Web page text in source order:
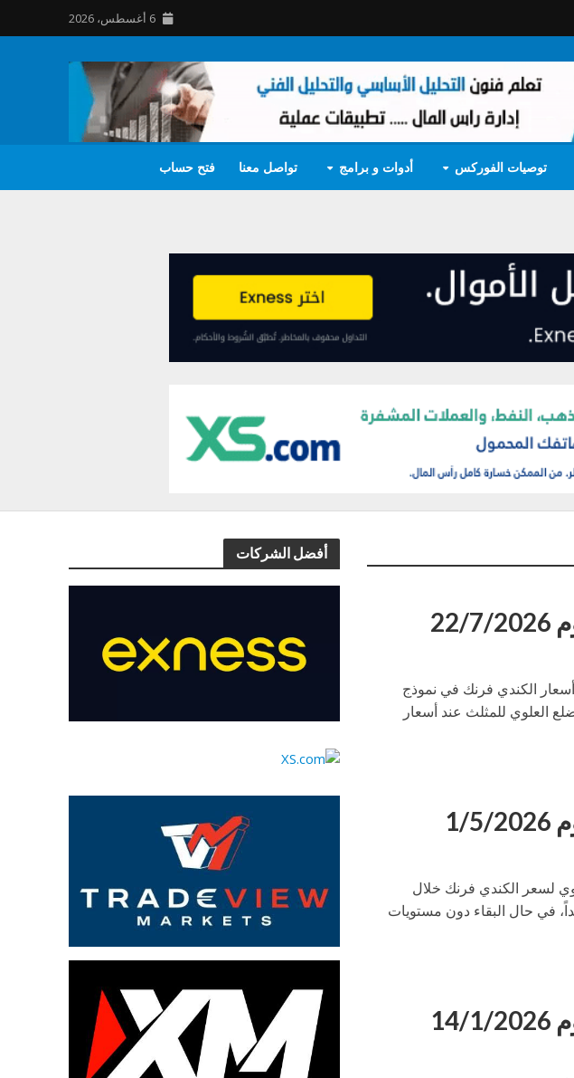
6 أغسطس، 2026
توصيات الفوركس أدوات و برامج تواصل معنا فتح حساب
أفضل الشركات
فرنك اليوم 22/7/2026 تتداول أسعار الكندي فرنك في نموذج
العلوي للمثلث عند أسعار
فرنك اليوم 1/5/2026 ارتفاع قوي لسعر الكندي فرنك خلال
في حال البقاء دون مستويات